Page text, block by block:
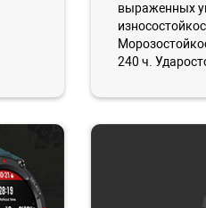
выраженных
240 ч.